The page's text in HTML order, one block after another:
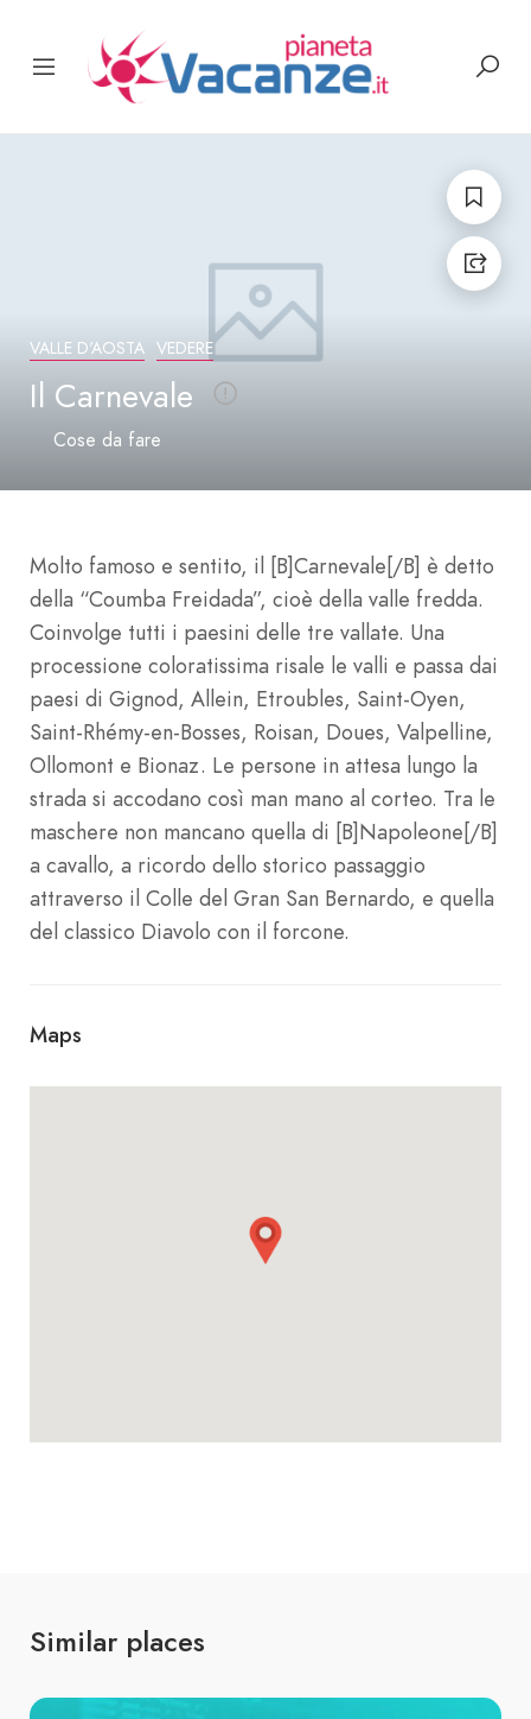
VALLE D'AOSTA VEDERE
Il Carnevale
Cose da fare
Molto famoso e sentito, il [B]Carnevale[/B] è detto
della “Coumba Freidada”, cioè della valle fredda.
Coinvolge tutti i paesini delle tre vallate. Una
processione coloratissima risale le valli e passa dai
paesi di Gignod, Allein, Etroubles, Saint-Oyen,
Saint-Rhémy-en-Bosses, Roisan, Doues, Valpelline,
Ollomont e Bionaz. Le persone in attesa lungo la
strada si accodano così man mano al corteo. Tra le
maschere non mancano quella di [B]Napoleone[/B]
a cavallo, a ricordo dello storico passaggio
attraverso il Colle del Gran San Bernardo, e quella
del classico Diavolo con il forcone.
Maps
Similar places